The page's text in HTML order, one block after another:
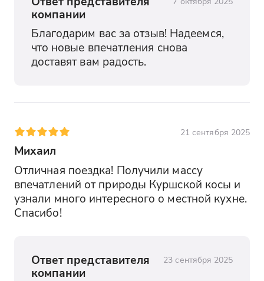
компании
Благодарим вас за отзыв! Надеемся,
что новые впечатления снова
доставят вам радость.
21 сентября 2025
Михаил
Отличная поездка! Получили массу
впечатлений от природы Куршской косы и
узнали много интересного о местной кухне.
Спасибо!
Ответ представителя
компании
23 сентября 2025